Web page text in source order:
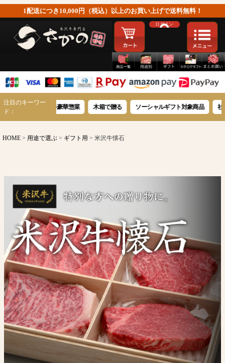
1配送につき10,000円（税込）以上のお買い上げで送料無料！
ログイン
注目のキーワー
ド：
米沢牛豪華惣菜 木箱で贈る ソーシャルギフト対象商品 社員への感
HOME 用途で選ぶ ギフト用 米沢牛懐石